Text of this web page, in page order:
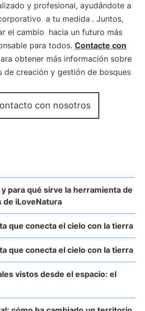
y profesional, ayudándote a
a tu medida . Juntos,
el cambio hacia un futuro más
para todos. Contacte con
obtener más información sobre
de creación y gestión de bosques
con nosotros
para qué sirve la herramienta de
de iLoveNatura
que conecta el cielo con la tierra
que conecta el cielo con la tierra
vistos desde el espacio: el